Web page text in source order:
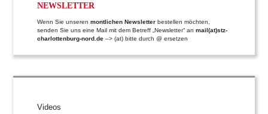
NEWSLETTER
Wenn Sie unserenmontlichen Newsletter bestellen möchten,
senden Sie uns eine Mail mit dem Betreff „Newsletter“ anmail(at)stz-
charlottenburg-nord.de –> (at) bitte durch @ ersetzen
Videos